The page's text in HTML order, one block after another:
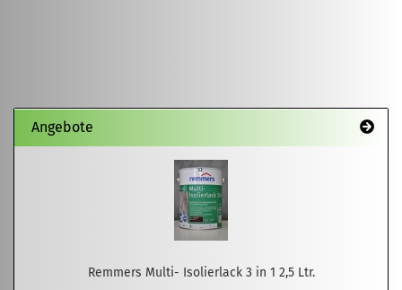
Angebote
Remmers Multi- Isolierlack 3 in 1 2,5 Ltr.